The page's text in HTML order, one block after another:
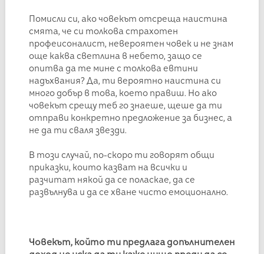
Помисли си, ако човекът отсреща наистина
смята, че си толкова страхотен
профеисоналист, невероятен човек и не знам
още каква светлина в небето, защо се
опитва да те мине с толкова евтини
надъхвания? Да, ти вероятно наистина си
много добър в това, което правиш. Но ако
човекът срещу теб го знаеше, щеше да ти
отправи конкретно предложение за бизнес, а
не да ти сваля звезди.
В този случай, по-скоро ти говорят общи
приказки, които казват на всички и
разчитат някой да се поласкае, да се
развълнува и да се хване чисто емоционално.
Човекът, който ти предлага допълнителен